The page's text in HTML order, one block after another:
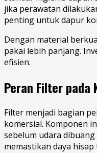
jika perawatan
penting untuk dapur
Dengan material
pakai lebih panjang.
efisien.
Peran Filter pada
Filter menjadi bagian
komersial. Komponen
sebelum udara
memastikan daya